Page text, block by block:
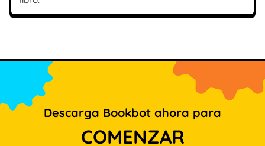
Descarga Bookbot ahora para
COMENZAR